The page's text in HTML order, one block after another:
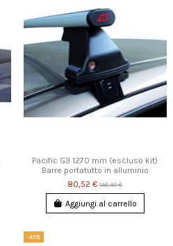
Pacific G3 1270 mm (escluso kit)
Barre portatutto in alluminio
80,52 €146,40 €
Aggiungi al carrello
-45%